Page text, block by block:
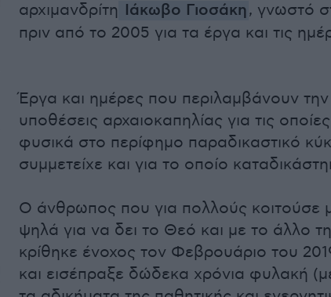
αρχιμανδρίτη Ιάκωβο Γιοσάκη, γνωστό
πριν από το 2005 για τα έργα και τις
Έργα και ημέρες που περιλαμβάνουν
υποθέσεις αρχαιοκαπηλίας για τις
φυσικά στο περίφημο παραδικαστικό
συμμετείχε και για το οποίο
Ο άνθρωπος που για πολλούς κοιτούσε
ψηλά για να δει το Θεό και με το άλλο
κρίθηκε ένοχος τον Φεβρουάριο του
και εισέπραξε δώδεκα χρόνια φυλακή